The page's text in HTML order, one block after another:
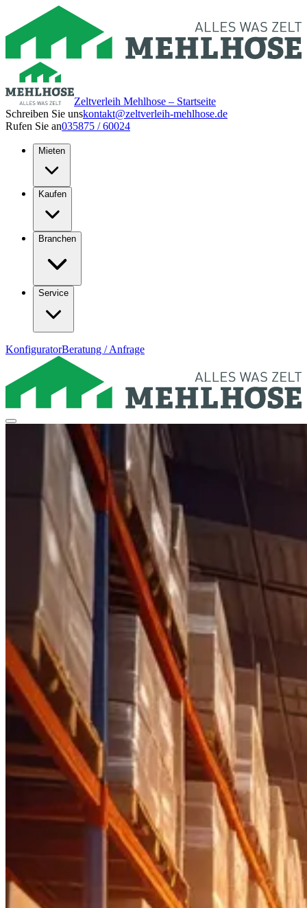
Zeltverleih Mehlhose – Startseite
Schreiben Sie unskontakt@zeltverleih-mehlhose.de
Rufen Sie an035875 / 60024
Mieten
Kaufen
Branchen
Service
KonfiguratorBeratung / Anfrage